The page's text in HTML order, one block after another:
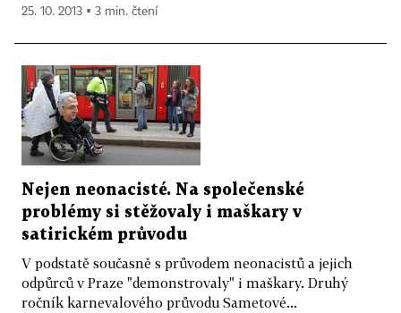
25. 10. 2013 ▪ 3 min. čtení
Nejen neonacisté. Na společenské
problémy si stěžovaly i maškary v
satirickém průvodu
V podstatě současně s průvodem neonacistů a jejich
odpůrců v Praze "demonstrovaly" i maškary. Druhý
ročník karnevalového průvodu Sametové...